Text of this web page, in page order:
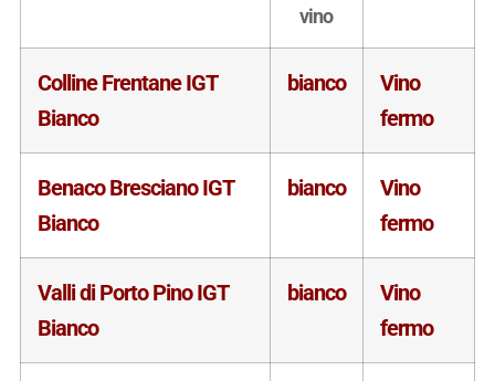
vino
Colline Frentane IGT
Bianco
bianco
Vino
fermo
Benaco Bresciano IGT
Bianco
bianco
Vino
fermo
Valli di Porto Pino IGT
Bianco
bianco
Vino
fermo